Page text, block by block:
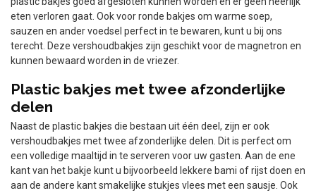
eten verloren gaat. Ook voor ronde bakjes om warme soep,
sauzen en ander voedsel perfect in te bewaren, kunt u bij ons
terecht. Deze vershoudbakjes zijn geschikt voor de magnetron en
kunnen bewaard worden in de vriezer.
Plastic bakjes met twee afzonderlijke
delen
Naast de plastic bakjes die bestaan uit één deel, zijn er ook
vershoudbakjes met twee afzonderlijke delen. Dit is perfect om
een volledige maaltijd in te serveren voor uw gasten. Aan de ene
kant van het bakje kunt u bijvoorbeeld lekkere bami of rijst doen en
aan de andere kant smakelijke stukjes vlees met een sausje. Ook